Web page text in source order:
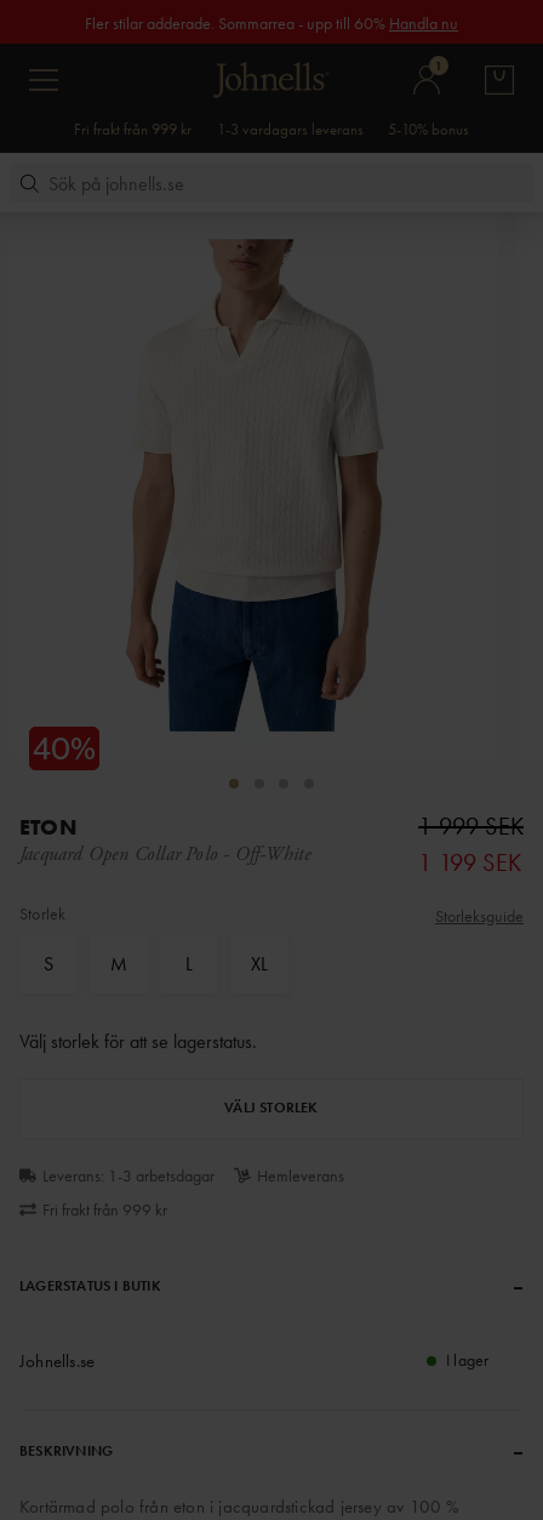
Fler stilar adderade. Sommarrea - upp till 60% Handla nu
1
Fri frakt från 999 kr 1-3 vardagars leverans 5-10% bonus
ETON
Jacquard Open Collar Polo - Off-White
1 999 SEK
1 199 SEK
Storlek Storleksguide
S M L XL
Välj storlek för att se lagerstatus.
VÄLJ STORLEK
Leverans: 1-3 arbetsdagar
Hemleverans
Fri frakt från 999 kr
LAGERSTATUS I BUTIK –
Johnells.se I lager
BESKRIVNING –
Kortärmad polo från eton i jacquardstickad jersey av 100 %